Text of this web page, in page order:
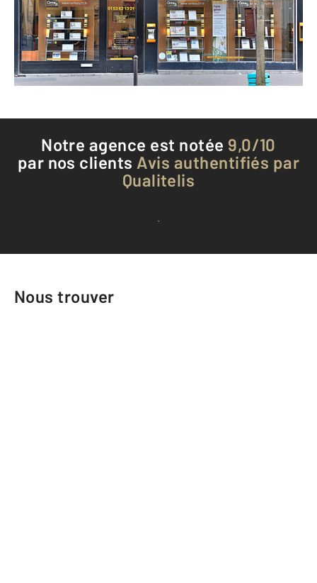
Envoyer un message
Téléphoner à l'agence
Notre agence est notée 9,0/10
par nos clients Avis authentifiés par
Qualitelis
Voir tous les avis clients
Nous trouver